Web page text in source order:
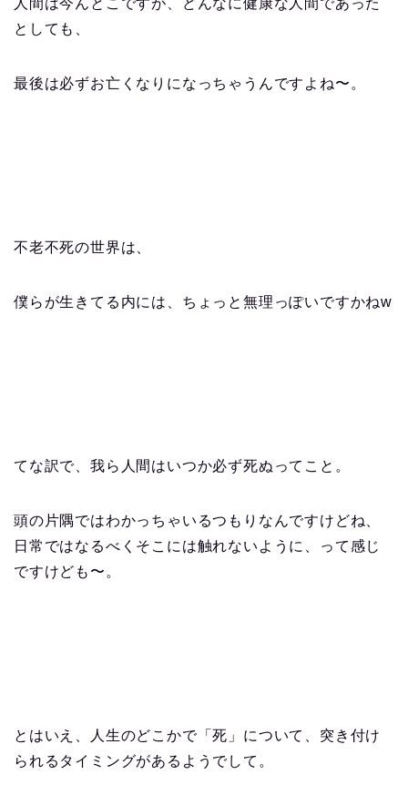
人間は今んとこですが、どんなに健康な人間であった
としても、
最後は必ずお亡くなりになっちゃうんですよね〜。
不老不死の世界は、
僕らが生きてる内には、ちょっと無理っぽいですかねw
てな訳で、我ら人間はいつか必ず死ぬってこと。
頭の片隅ではわかっちゃいるつもりなんですけどね、
日常ではなるべくそこには触れないように、って感じ
ですけども〜。
とはいえ、人生のどこかで「死」について、突き付け
られるタイミングがあるようでして。